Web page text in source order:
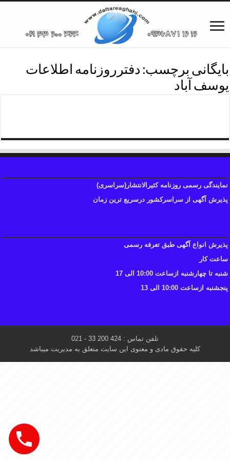
بایگانی برچسب: دفترروزنامه اطلاعات
یوسف آباد
نمایندگی رسمی روزنامه کثیرالانتشار(سراسری)
پذیرش آگهی از سراسرکشور درسریع ترین زمان
پذیرش انواع آگهی طبق تعرفه رسمی
ساعت کار
شنبه تا چهارشنبه ازساعت 10:00 الی 17
پنجشنبه ازساعت 10:00 الی 13
تلفن تماس : 424 200 33 - 021
کلیه حقوق مادی و معنوی این سایت متعلق به مدیریت میباشد